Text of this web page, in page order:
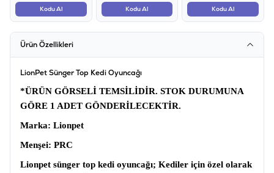
Kodu Al
Kodu Al
Kodu Al
Ürün Özellikleri
LionPet Sünger Top Kedi Oyuncağı
*ÜRÜN GÖRSELİ TEMSİLİDİR. STOK DURUMUNA
GÖRE 1 ADET GÖNDERİLECEKTİR.
Marka: Lionpet
Menşei: PRC
Lionpet sünger top kedi oyuncağı; Kediler için özel olarak